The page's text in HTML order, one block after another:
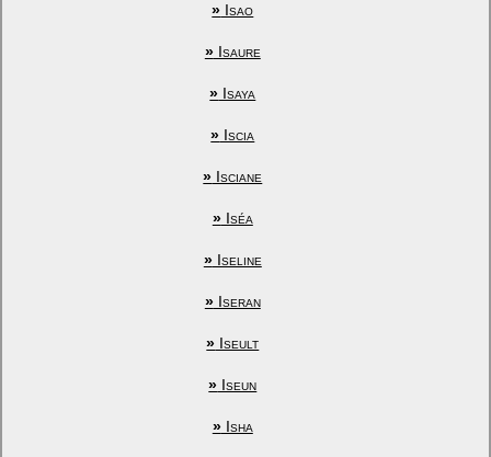
» Isao
»Isaure
» Isaya
» Iscia
» Isciane
»Iséa
»Iseline
»Iseran
» Iseult
» Iseun
»Isha